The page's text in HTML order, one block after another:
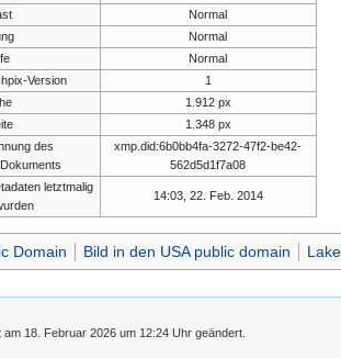
Normal
Normal
Normal
Version
1
1.912 px
1.348 px
des
xmp.did:6b0bb4fa-3272-47f2-be42-
562d5d1f7a08
letztmalig
14:03, 22. Feb. 2014
Domain Bild in den USA public domain
18. Februar 2026 um 12:24 Uhr geändert.